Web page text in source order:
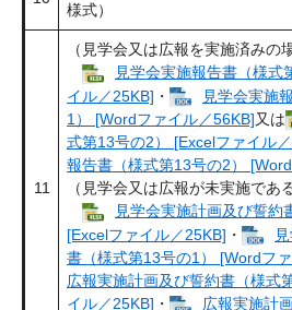
様式）
11
（見学会又は広報を実施済みの
見学会実施報告書（様式
イル／25KB] ・
見学会実施
1） [Wordファイル／56KB]又は
式第13号の2） [Excelファイル
報告書（様式第13号の2）
（見学会又は広報が未実施であ
見学会実施計画及び誓約
[Excelファイル／25KB] ・
書（様式第13号の1） [Wordフ
広報実施計画及び誓約書（様式
イル／25KB] ・ 広報実施計